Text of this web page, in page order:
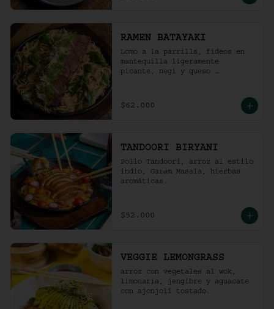
RAMEN BATAYAKI
Lomo a la parrilla, fideos en
mantequilla ligeramente
picante, negi y queso
$62.000
TANDOORI BIRYANI
Pollo Tandoori, arroz al estilo
indio, Garam Masala, hierbas
aromáticas.
$52.000
VEGGIE LEMONGRASS
arroz con vegetales al wok,
limonaria, jengibre y aguacate
con ajonjolí tostado.